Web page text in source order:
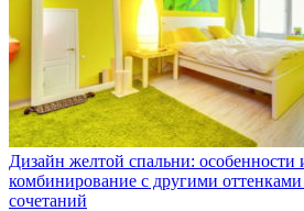
Дизайн желтой спальни: особенности
комбинирование с другими
сочетаний